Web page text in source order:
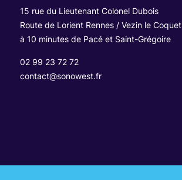
15 rue du Lieutenant Colonel Dubois
Route de Lorient Rennes / Vezin le Coquet
à 10 minutes de Pacé et Saint-Grégoire
02 99 23 72 72
contact@sonowest.fr